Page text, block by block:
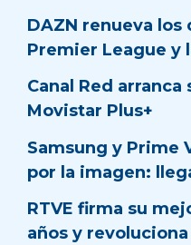
DAZN renueva los
Premier League y
Canal Red
Movistar Plus+
Samsung y Prime
por la imagen:
RTVE firma su
años y